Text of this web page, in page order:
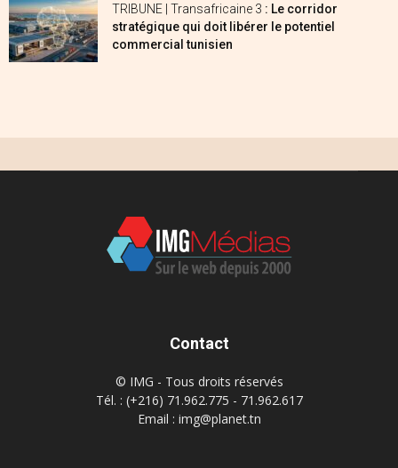
TRIBUNE | Transafricaine 3 : Le corridor
stratégique qui doit libérer le potentiel
commercial tunisien
Contact
© IMG - Tous droits réservés
Tél. : (+216) 71.962.775 - 71.962.617
Email : img@planet.tn